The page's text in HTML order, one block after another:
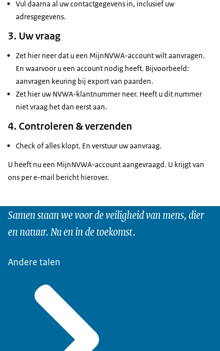
Vul daarna al uw contactgegevens in, inclusief uw
adresgegevens.
3. Uw vraag
Zet hier neer dat u een MijnNVWA-account wilt aanvragen.
En waarvoor u een account nodig heeft. Bijvoorbeeld:
aanvragen keuring bij export van paarden.
Zet hier uw NVWA-klantnummer neer. Heeft u dit nummer
niet vraag het dan eerst aan.
4. Controleren & verzenden
Check of alles klopt. En verstuur uw aanvraag.
U heeft nu een MijnNVWA-account aangevraagd. U krijgt van
ons per e-mail bericht hierover.
Samen staan we voor de veiligheid van mens, dier
en natuur. Nu en in de toekomst.
Andere talen